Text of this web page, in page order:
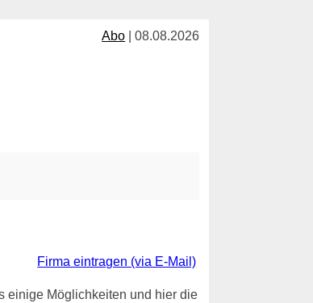
Abo | 08.08.2026
Firma eintragen (via E-Mail)
einige Möglichkeiten und hier die